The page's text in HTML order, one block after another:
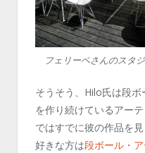
フェリーペさんのスタ
そうそう、Hilo氏は段
を作り続けているアー
ではすでに彼の作品を
好きな方は段ボール・